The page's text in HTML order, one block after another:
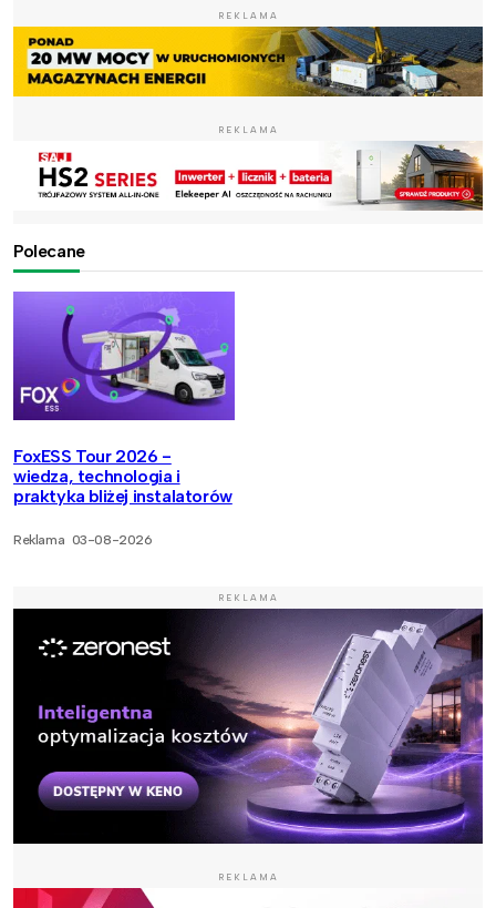
REKLAMA
REKLAMA
Polecane
FoxESS Tour 2026 -
wiedza, technologia i
praktyka bliżej instalatorów
Reklama 03-08-2026
REKLAMA
REKLAMA